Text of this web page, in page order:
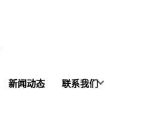
新闻动态 联系我们